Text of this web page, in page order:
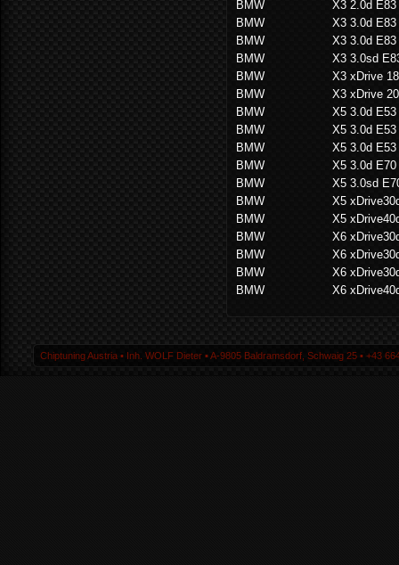
BMW
X3 2.0d E83
BMW
X3 3.0d E83
BMW
X3 3.0d E83
BMW
X3 3.0sd
BMW
X3 xDrive
BMW
X3 xDrive
BMW
X5 3.0d E53
BMW
X5 3.0d E53
BMW
X5 3.0d E53
BMW
X5 3.0d E70
BMW
X5 3.0sd
BMW
X5
BMW
X5
BMW
X6
BMW
X6
BMW
X6
BMW
X6
Chiptuning Austria ▪ Inh. WOLF Dieter ▪ A-9805 Baldramsdorf, Schwaig 25 ▪ +43